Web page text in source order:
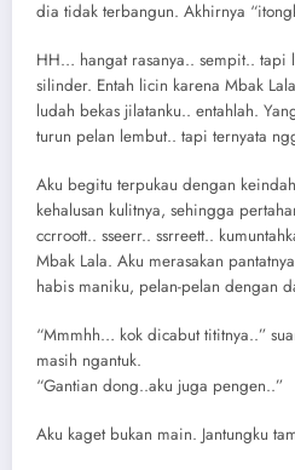
dia tidak terbangun. Akhirnya
HH… hangat rasanya.. sempit..
silinder. Entah licin karena Mbak
ludah bekas jilatanku.. entahlah.
turun pelan lembut.. tapi ternyata
Aku begitu terpukau dengan
kehalusan kulitnya, sehingga
ccrroott.. sseerr.. ssrreett..
Mbak Lala. Aku merasakan
habis maniku, pelan-pelan dengan
“Mmmhh… kok dicabut tititnya..”
masih ngantuk.
“Gantian dong..aku juga pengen..”
Aku kaget bukan main. Jantungku